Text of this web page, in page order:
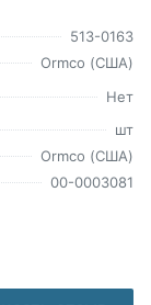
513-0163
Ormco (США)
Нет
шт
Ormco (США)
00-0003081